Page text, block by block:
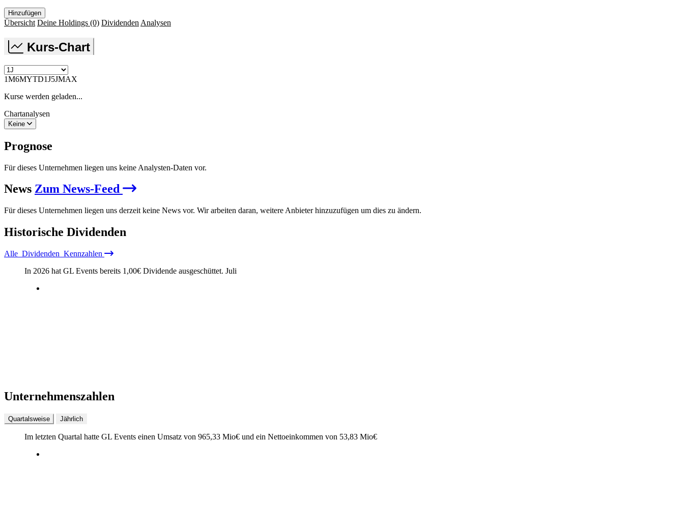
Hinzufügen
Übersicht Deine Holdings (0) Dividenden Analysen
Kurs-Chart
1M6MYTD1J5JMAX
Kurse werden geladen...
Chartanalysen
Keine
Prognose
Für dieses Unternehmen liegen uns keine Analysten-Daten vor.
News Zum News-Feed
Für dieses Unternehmen liegen uns derzeit keine News vor. Wir arbeiten daran, weitere Anbieter hinzuzufügen um dies zu ändern.
Historische Dividenden
Alle Dividenden Kennzahlen
In 2026 hat GL Events bereits 1,00€ Dividende ausgeschüttet. Juli
Unternehmenszahlen
Quartalsweise Jährlich
Im letzten Quartal hatte GL Events einen Umsatz von 965,33 Mio€ und ein Nettoeinkommen von 53,83 Mio€